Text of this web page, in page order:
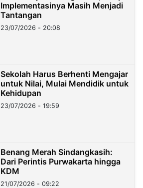
Implementasinya Masih Menjadi
Tantangan
23/07/2026 - 20:08
Sekolah Harus Berhenti Mengajar
untuk Nilai, Mulai Mendidik untuk
Kehidupan
23/07/2026 - 19:59
Benang Merah Sindangkasih:
Dari Perintis Purwakarta hingga
KDM
21/07/2026 - 09:22